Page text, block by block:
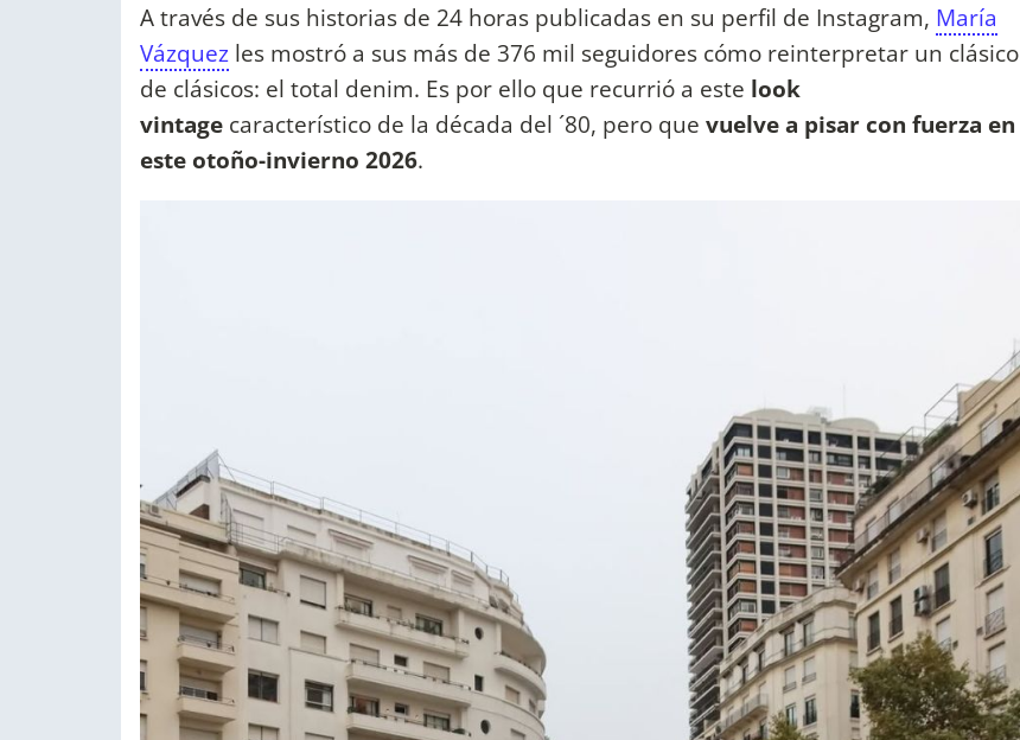
A través de sus historias de 24 horas publicadas en su perfil de Instagram, María
Vázquez les mostró a sus más de 376 mil seguidores cómo reinterpretar un clásico
de clásicos: el total denim. Es por ello que recurrió a este look
vintage característico de la década del ´80, pero que vuelve a pisar con fuerza en
este otoño-invierno 2026.